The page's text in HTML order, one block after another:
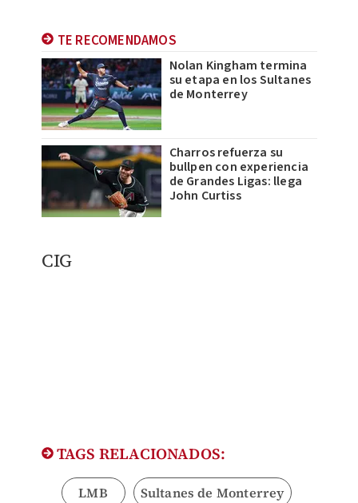
TE RECOMENDAMOS
Nolan Kingham termina
su etapa en los Sultanes
de Monterrey
Charros refuerza su
bullpen con experiencia
de Grandes Ligas: llega
John Curtiss
​CIG
TAGS RELACIONADOS:
LMB Sultanes de Monterrey